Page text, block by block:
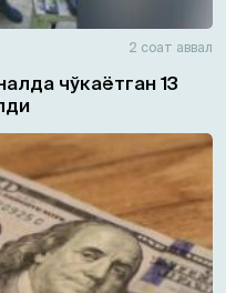
2 соат аввал
чўкаётган 13